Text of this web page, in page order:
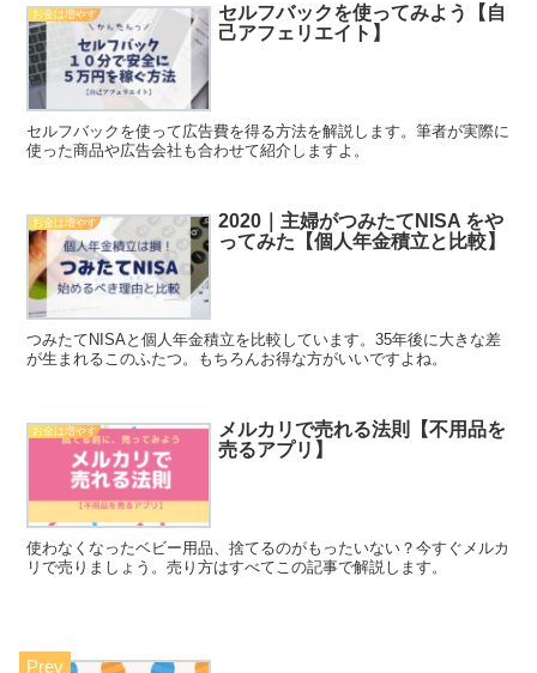
お金は増やす
セルフバックを使ってみよう【自
己アフェリエイト】
セルフバックを使って広告費を得る方法を解説します。筆者が実際に
使った商品や広告会社も合わせて紹介しますよ。
お金は増やす
2020｜主婦がつみたてNISA をや
ってみた【個人年金積立と比較】
つみたてNISAと個人年金積立を比較しています。35年後に大きな差
が生まれるこのふたつ。もちろんお得な方がいいですよね。
お金は増やす
メルカリで売れる法則【不用品を
売るアプリ】
使わなくなったベビー用品、捨てるのがもったいない？今すぐメルカ
リで売りましょう。売り方はすべてこの記事で解説します。